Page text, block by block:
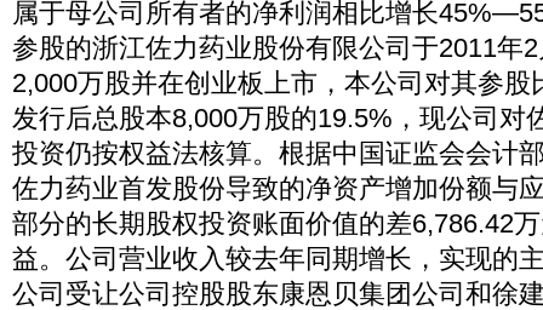
属于母公司所有者的净利润相比增长
参股的浙江佐力药业股份有限公司于2011年
2,000万股并在创业板上市，本公司对其参股
发行后总股本8,000万股的19.5%，现公司对
投资仍按权益法核算。根据中国证监会会计
佐力药业首发股份导致的净资产增加份额与
部分的长期股权投资账面价值的差6,786.42
益。公司营业收入较去年同期增长，实现的
公司受让公司控股股东康恩贝集团公司和徐